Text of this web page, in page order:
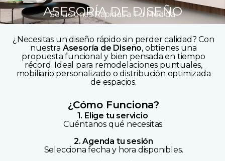
ASESORÍA DE DISEÑO
Soluciones Rápidas a Tu Medida
¿Necesitas un diseño rápido sin perder calidad? Con
nuestra Asesoría de Diseño, obtienes una
propuesta funcional y bien pensada en tiempo
récord. Ideal para remodelaciones puntuales,
mobiliario personalizado o distribución optimizada
de espacios.
¿Cómo Funciona?
1. Elige tu servicio
Cuéntanos qué necesitas.
2. Agenda tu sesión
Selecciona fecha y hora disponibles.